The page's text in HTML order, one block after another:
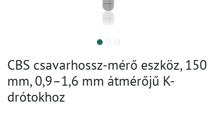
CBS csavarhossz-mérő eszköz, 150
mm, 0,9–1,6 mm átmérőjű K-
drótokhoz